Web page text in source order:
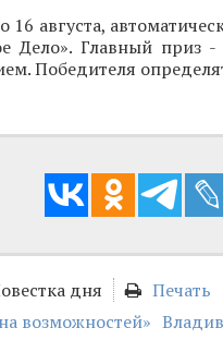
16 августа,
Дело». Главный приз
Победителя
дня
Печать
возможностей»